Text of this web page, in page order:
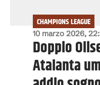
10 marzo 2026,
CHAMPIONS LEAGUE
Doppio
Atalanta